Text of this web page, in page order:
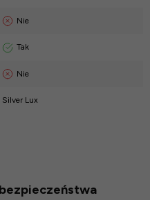
Nie
Tak
Nie
Silver Lux